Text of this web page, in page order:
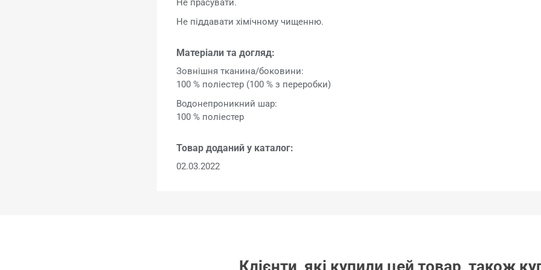
Не піддавати хімічному чищенню.
Матеріали та догляд:
Зовнішня тканина/боковини:
100 % поліестер (100 % з переробки)
Водонепроникний шар:
100 % поліестер
Товар доданий у каталог:
02.03.2022
Клієнти, які купили цей товар, також